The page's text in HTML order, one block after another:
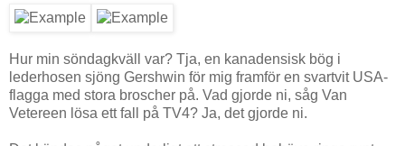
Hur min söndagkväll var? Tja, en kanadensisk bög i
lederhosen sjöng Gershwin för mig framför en svartvit USA-
flagga med stora broscher på. Vad gjorde ni, såg Van
Vetereen lösa ett fall på TV4? Ja, det gjorde ni.